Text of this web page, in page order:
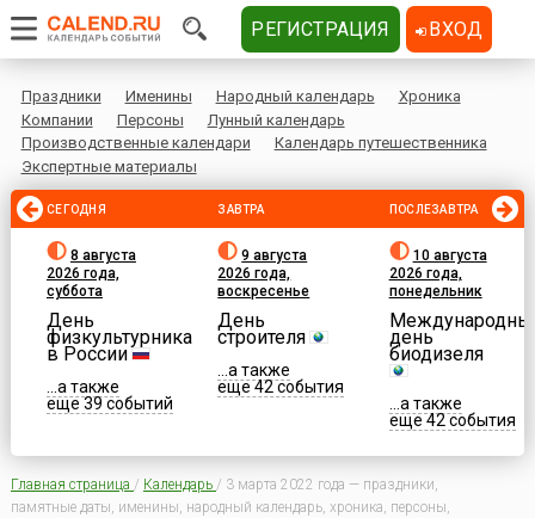
Праздники Именины Народный календарь
Хроника
Компании
Персоны
Лунный календарь
Производственные календари
Календарь путешественника
Экспертные материалы
СЕГОДНЯ
8 августа
2026 года,
суббота
День
физкультурника
в России
...а также
еще 39 событий
ЗАВТРА
9 августа
2026 года,
воскресенье
День
строителя
...а также
еще 42 события
ПОСЛЕЗАВТРА
10 августа
2026 года,
понедельник
день
биодизеля
...а также
еще 42 события
Главная страница / Календарь / 3 марта 2022 года — праздники,
памятные даты, именины, народный календарь, хроника, персоны,
РЕГИСТРАЦИЯ ВХОД